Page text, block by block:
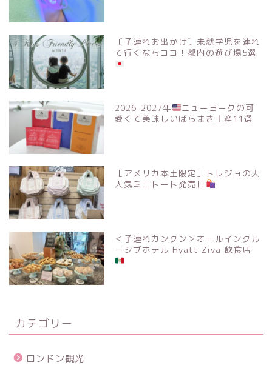
〔子連れお出かけ〕未就学児を連れ
て行くならココ！都内の遊び場5選
2026-2027年
ニューヨークの可
愛くて美味しいばらまき土産11選
［アメリカ本土限定］トレジョの大
人気ミニトート発売日
＜子連れカンクン＞オールインクル
ーシブホテル Hyatt Ziva 飲食店
カテゴリー
ロンドン観光